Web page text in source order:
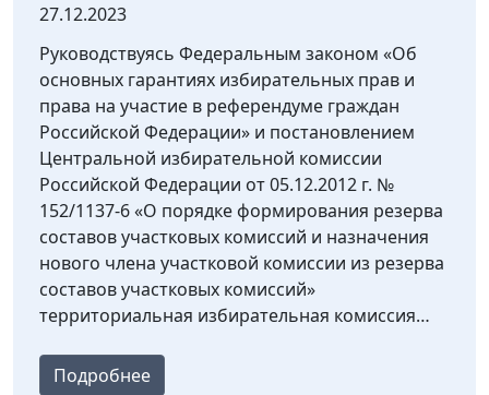
27.12.2023
Руководствуясь Федеральным законом «Об
основных гарантиях избирательных прав и
права на участие в референдуме граждан
Российской Федерации» и постановлением
Центральной избирательной комиссии
Российской Федерации от 05.12.2012 г. №
152/1137-6 «О порядке формирования резерва
составов участковых комиссий и назначения
нового члена участковой комиссии из резерва
составов участковых комиссий»
территориальная избирательная комиссия…
Подробнее